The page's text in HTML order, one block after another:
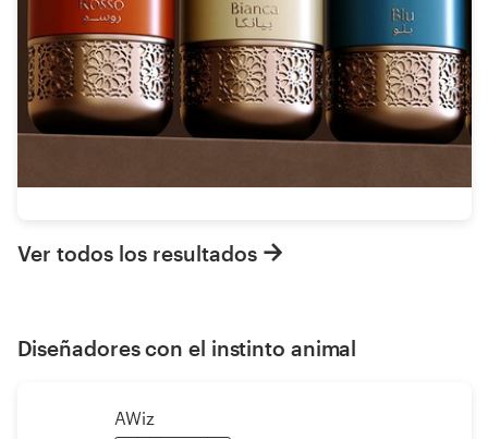
Ver todos los resultados
Diseñadores con el instinto animal
AWiz